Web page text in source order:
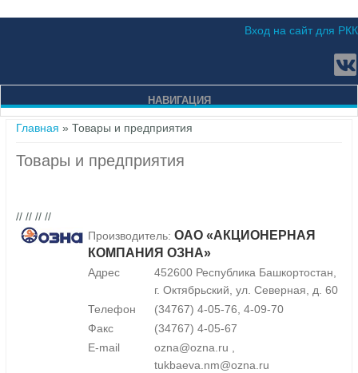
Вход на сайт для РКК
НАВИГАЦИЯ
Вы здесь
Главная » Товары и предприятия
Товары и предприятия
// // // //
Производитель: ОАО «АКЦИОНЕРНАЯ
КОМПАНИЯ ОЗНА»
Адрес
452600 Республика Башкортостан,
г. Октябрьский, ул. Северная, д. 60
Телефон
(34767) 4-05-76, 4-09-70
Факс
(34767) 4-05-67
E-mail
ozna@ozna.ru ,
tukbaeva.nm@ozna.ru